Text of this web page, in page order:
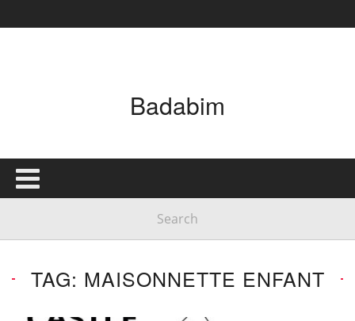
Badabim
TAG: MAISONNETTE ENFANT